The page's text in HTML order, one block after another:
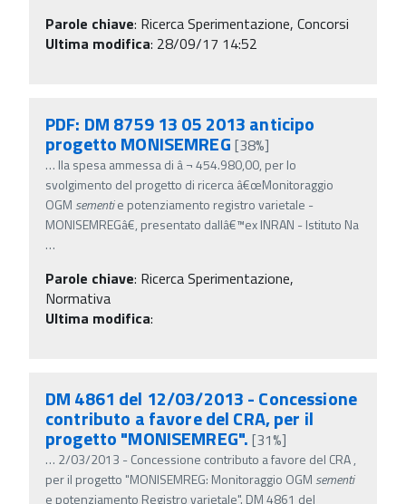
Parole chiave: Ricerca Sperimentazione, Concorsi
Ultima modifica: 28/09/17 14:52
PDF: DM 8759 13 05 2013 anticipo
progetto MONISEMREG [38%]
… lla spesa ammessa di â‚¬ 454.980,00, per lo
svolgimento del progetto di ricerca â€œMonitoraggio
OGM sementie potenziamento registro varietale -
MONISEMREGâ€, presentato dallâ€™ex INRAN - Istituto Na
…
Parole chiave: Ricerca Sperimentazione,
Normativa
Ultima modifica:
DM 4861 del 12/03/2013 - Concessione
contributo a favore del CRA, per il
progetto "MONISEMREG". [31%]
… 2/03/2013 - Concessione contributo a favore del CRA ,
per il progetto "MONISEMREG: Monitoraggio OGM sementi
e potenziamento Registro varietale". DM 4861 del